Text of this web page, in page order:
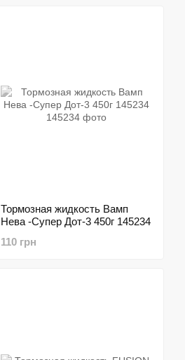
Тормозная жидкость Вамп
Нева -Супер Дот-3 450г 145234
110 грн